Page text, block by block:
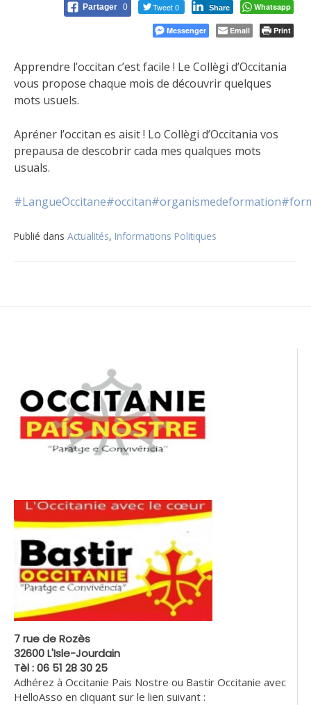
Partager 0 Tweet 0 Share Whatsapp
Messenger Email Print
Apprendre l’occitan c’est facile ! Le Collègi d’Occitania
vous propose chaque mois de découvrir quelques
mots usuels.
Apréner l’occitan es aisit ! Lo Collègi d’Occitania vos
prepausa de descobrir cada mes qualques mots
usuals.
#LangueOccitane#occitan#organismedeformation
Publié dans Actualités, Informations Politiques
7 rue de Rozès
32600 L'Isle-Jourdain
Tèl : 06 51 28 30 25
Adhérez à Occitanie Pais Nostre ou Bastir Occitanie avec
HelloAsso en cliquant sur le lien suivant :